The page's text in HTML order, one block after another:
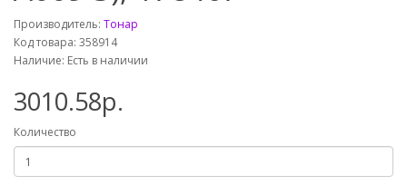
Производитель: Тонар
Код товара: 358914
Наличие: Есть в наличии
3010.58р.
Количество